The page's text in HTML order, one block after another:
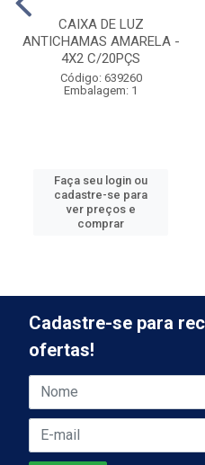
CAIXA DE LUZ
ANTICHAMAS AMARELA -
4X2 C/20PÇS
Código: 639260
Embalagem: 1
Faça seu login ou
cadastre-se para
ver preços e
comprar
Cadastre-se para
ofertas!